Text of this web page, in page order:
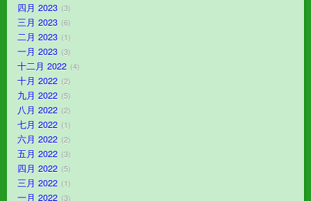
四月 2023 3
三月 2023 6
二月 2023 1
一月 2023 3
十二月 2022 4
十月 2022 2
九月 2022 5
八月 2022 2
七月 2022 1
六月 2022 2
五月 2022 3
四月 2022 5
三月 2022 1
一月 2022 3